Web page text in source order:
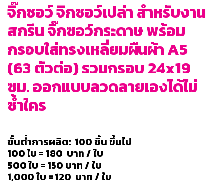
จิ๊กซอว์ จิกซอว์เปล่า สำหรับงาน
สกรีน จิ๊กซอว์กระดาษ พร้อม
กรอบใส่ทรงเหลี่ยมผืนผ้า A5
(63 ตัวต่อ) รวมกรอบ 24x19
ซม. ออกแบบลวดลายเองได้ไม่
ซ้ำใคร
ขั้นต่ำการผลิต: 100 ชิ้น ขึ้นไป
100 ใบ = 180 บาท / ใบ
500 ใบ = 150 บาท / ใบ
1,000 ใบ = 120 บาท / ใบ